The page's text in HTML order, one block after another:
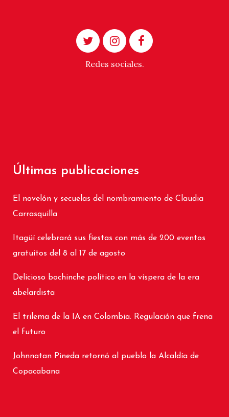
Redes sociales.
Últimas publicaciones
El novelón y secuelas del nombramiento de Claudia
Carrasquilla
Itagüí celebrará sus fiestas con más de 200 eventos
gratuitos del 8 al 17 de agosto
Delicioso bochinche político en la víspera de la era
abelardista
El trilema de la IA en Colombia. Regulación que frena
el futuro
Johnnatan Pineda retornó al pueblo la Alcaldía de
Copacabana